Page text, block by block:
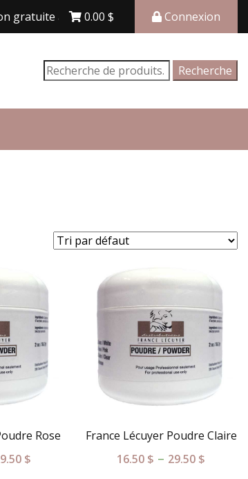
avec achat de 150$ et plus
0.00 $ Connexion
Recherche
pour :
Recherche
Rose
$
France Lécuyer Poudre Claire
16.50 $ – 29.50 $